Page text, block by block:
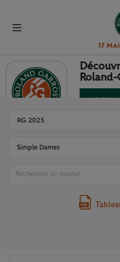
17
TABLEAUX ET
RG 2025
Simple Dames